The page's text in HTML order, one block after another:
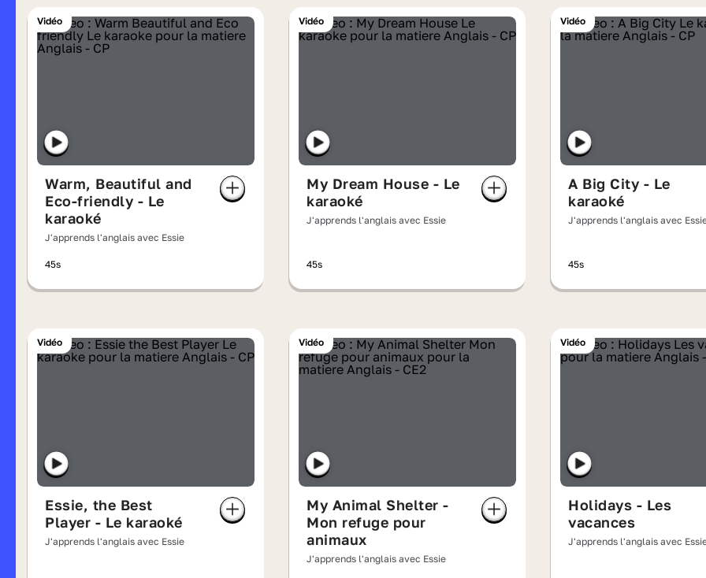
Vidéo
Warm, Beautiful and
Eco-friendly - Le
karaoké
J'apprends l'anglais avec Essie
45s
Vidéo
My Dream House - Le
karaoké
J'apprends l'anglais avec Essie
45s
Vidéo
A Big City - Le
karaoké
J'apprends l'anglais avec
45s
Vidéo
Essie, the Best
Player - Le karaoké
J'apprends l'anglais avec Essie
Vidéo
My Animal Shelter -
Mon refuge pour
animaux
J'apprends l'anglais avec Essie
Vidéo
Holidays - Les
vacances
J'apprends l'anglais avec